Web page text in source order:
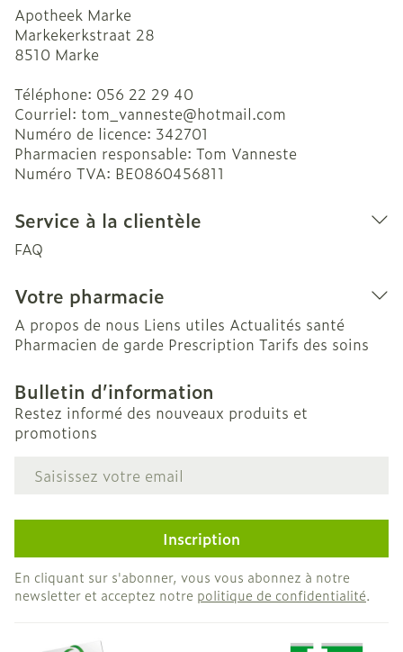
Apotheek Marke
Markekerkstraat 28
8510 Marke
Téléphone: 056 22 29 40
Courriel: tom_vanneste@hotmail.com
Numéro de licence: 342701
Pharmacien responsable: Tom Vanneste
Numéro TVA: BE0860456811
Service à la clientèle
FAQ
Votre pharmacie
A propos de nous Liens utiles Actualités santé
Pharmacien de garde Prescription Tarifs des soins
Bulletin d’information
Restez informé des nouveaux produits et
promotions
Adresse mail
Inscription
En cliquant sur s'abonner, vous vous abonnez à notre
newsletter et acceptez notre politique de confidentialité.